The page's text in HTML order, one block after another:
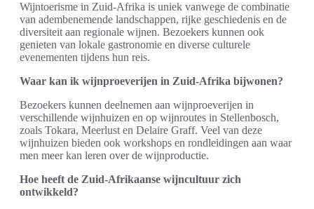
Wijntoerisme in Zuid-Afrika is uniek vanwege de combinatie
van adembenemende landschappen, rijke geschiedenis en de
diversiteit aan regionale wijnen. Bezoekers kunnen ook
genieten van lokale gastronomie en diverse culturele
evenementen tijdens hun reis.
Waar kan ik wijnproeverijen in Zuid-Afrika bijwonen?
Bezoekers kunnen deelnemen aan wijnproeverijen in
verschillende wijnhuizen en op wijnroutes in Stellenbosch,
zoals Tokara, Meerlust en Delaire Graff. Veel van deze
wijnhuizen bieden ook workshops en rondleidingen aan waar
men meer kan leren over de wijnproductie.
Hoe heeft de Zuid-Afrikaanse wijncultuur zich
ontwikkeld?